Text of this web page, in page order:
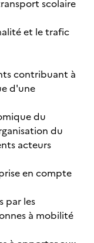
scolaire
et le trafic
contribuant à
d'une
du
du
acteurs
en compte
par les
à mobilité